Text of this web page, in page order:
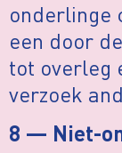
onderlinge
een door
tot overleg
verzoek
8 — Niet-